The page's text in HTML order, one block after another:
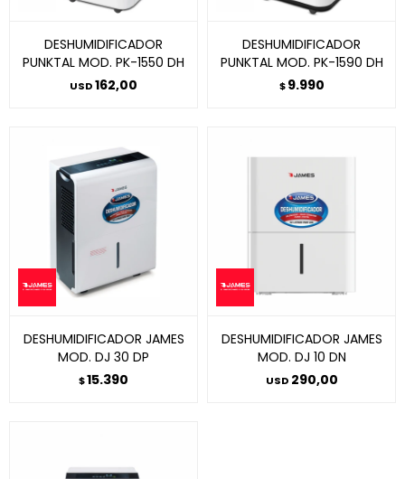
DESHUMIDIFICADOR
PUNKTAL MOD. PK-1550 DH
USD162,00
DESHUMIDIFICADOR
PUNKTAL MOD. PK-1590 DH
$ 9.990
DESHUMIDIFICADOR JAMES
MOD. DJ 30 DP
$15.390
DESHUMIDIFICADOR JAMES
MOD. DJ 10 DN
USD 290,00